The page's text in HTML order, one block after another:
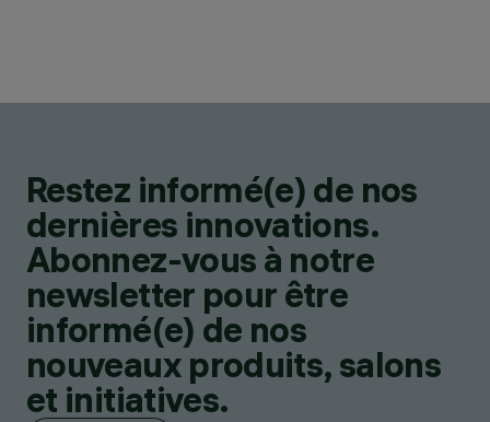
Restez informé(e) de nos
dernières innovations.
Abonnez-vous à notre
newsletter pour être
informé(e) de nos
nouveaux produits, salons
et initiatives.